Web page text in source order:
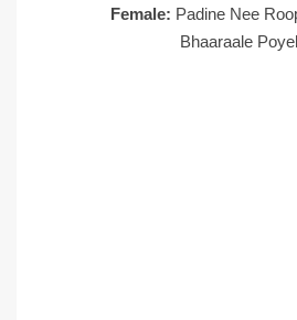
Female: Padine Nee
Bhaaraale